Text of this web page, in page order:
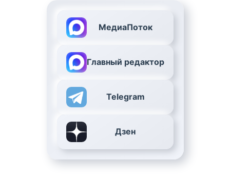
МедиаПоток
Главный редактор
Telegram
Дзен